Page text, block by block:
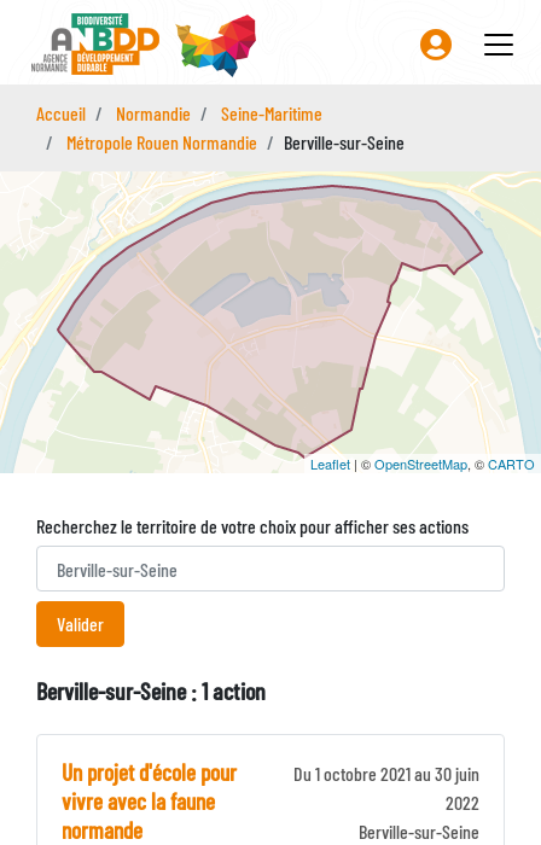
contenu
Accueil Normandie
Seine-Maritime
Métropole Rouen Normandie
Berville-sur-Seine
Leaflet | ©OpenStreetMap, ©CARTO
Recherchez le territoire de votre choix pour afficher ses actions
Berville-sur-Seine : 1 action
Un projet d'école pour
vivre avec la faune
normande
Du 1 octobre 2021 au 30 juin
2022
Berville-sur-Seine